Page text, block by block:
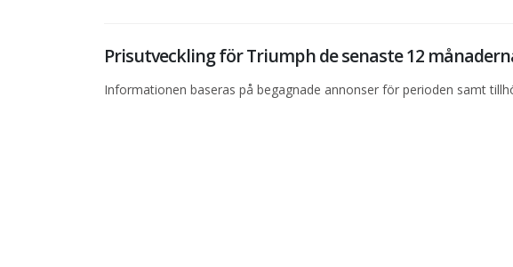
Prisutveckling för Triumph de senaste 12
Informationen baseras på begagnade annonser för perioden samt